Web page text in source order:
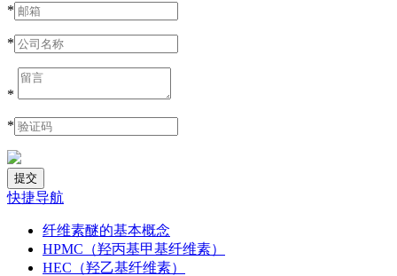
*
*
*
*
快捷导航
纤维素醚的基本概念
HPMC（羟丙基甲基纤维素）
HEC（羟乙基纤维素）